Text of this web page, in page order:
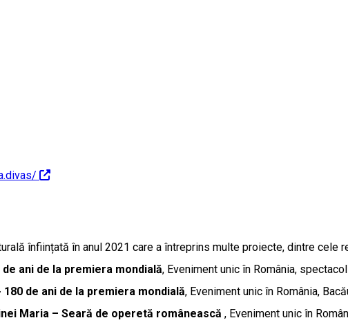
înființată în anul 2021 care a întreprins multe proiecte, dintre cele
ani de la premiera mondială, Eveniment unic în România,
de ani de la premiera mondială, Eveniment unic în România,
Maria – Seară de operetă românească , Eveniment unic în